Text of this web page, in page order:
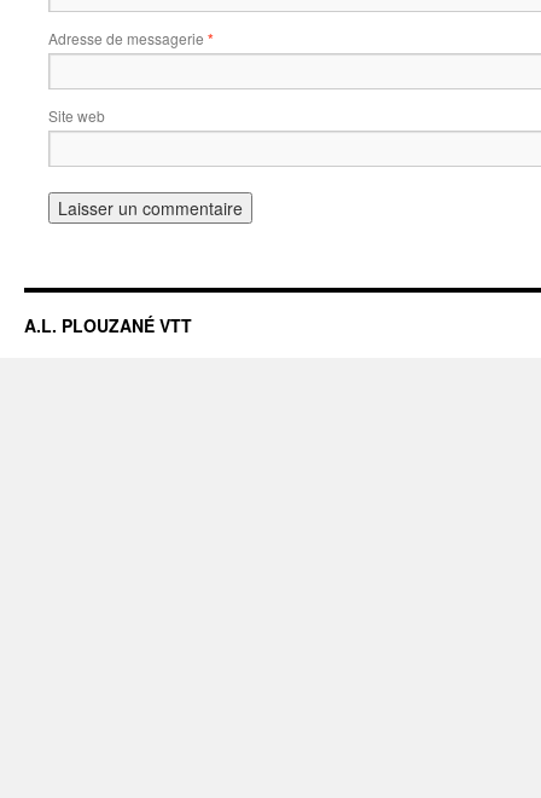
Adresse de messagerie *
Site web
A.L. PLOUZANÉ VTT